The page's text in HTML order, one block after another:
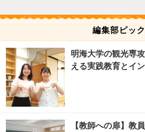
編集部ピッ
明海大学の観光専
える実践教育とイ
【教師への扉】教